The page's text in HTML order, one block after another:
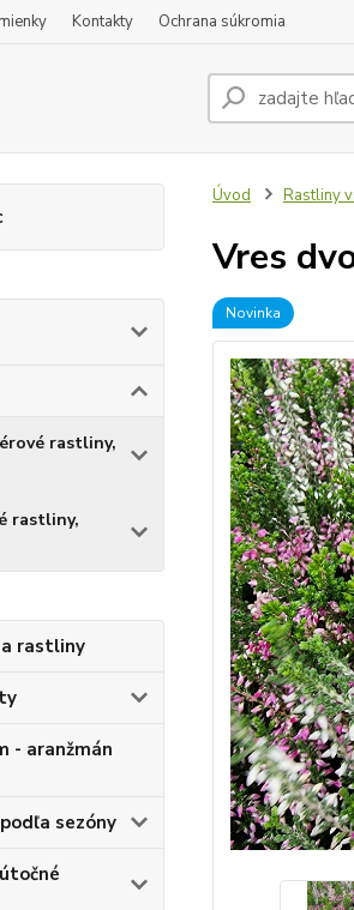
Kontakty Ochrana súkromia
rastliny,
rastliny,
rastliny
- aranžmán
sezóny
Úvod Rastliny
Vres
Novinka